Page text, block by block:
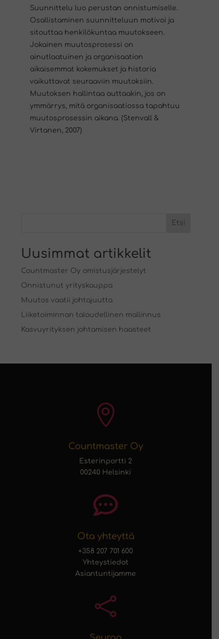
Suunnittelu luo perustan onnistumiselle.
Osallistaminen suunnitteluun motivoi ja
sitouttaa henkilökuntaa muutokseen.
Jokainen muutosprosessi on
ainutlaatuinen ja organisaation
aikaisemmat kokemukset ja historia
vaikuttavat seuraaviin muutoksiin.
Muutoksen hallintaa auttaakin, jos on
ymmärrys, mitä organisaatiossa tapahtuu
muutosprosessin aikana. (Stenvall &
Virtanen, 2007)
Etsi
Uusimmat artikkelit
Countmaster Oy omistusjärjestelyt
Onnistunut yrityskauppa
Muutos vaatii johtajuutta
Liiketoiminnan taloudellinen mallinnus
Kasvuyrityksen johtamisen haasteet

Countmaster Oy
Esterinportti 2
00240 Helsinki

Ota yhteyttä
+358 207 701 600
Yhteystiedot
Asiantuntijamme
